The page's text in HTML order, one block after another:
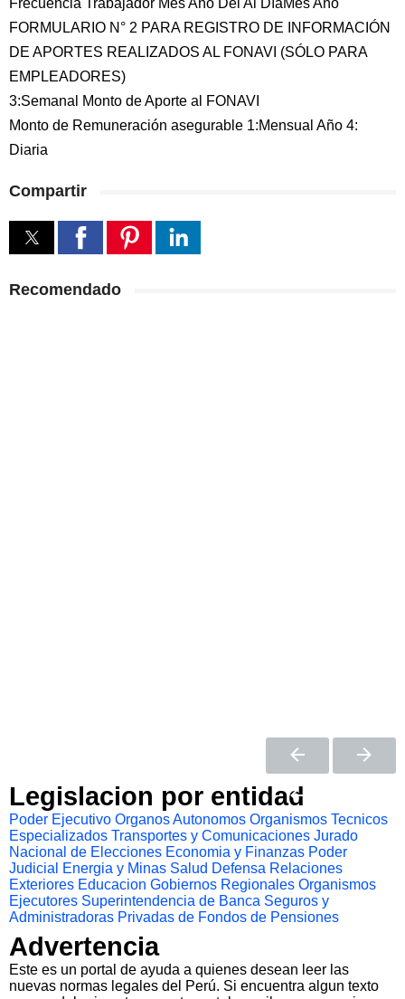
Frecuencia Trabajador Mes Año Del Al DíaMes Año
FORMULARIO N° 2 PARA REGISTRO DE INFORMACIÓN
DE APORTES REALIZADOS AL FONAVI (SÓLO PARA
EMPLEADORES)
3:Semanal Monto de Aporte al FONAVI
Monto de Remuneración asegurable 1:Mensual Año 4:
Diaria
Compartir
Recomendado
Legislacion por entidad
Poder Ejecutivo Organos Autonomos Organismos Tecnicos
Especializados Transportes y Comunicaciones Jurado
Nacional de Elecciones Economia y Finanzas Poder
Judicial
Energia y Minas Salud Defensa Relaciones
Exteriores Educacion Gobiernos Regionales Organismos
Ejecutores Superintendencia de Banca Seguros y
Administradoras Privadas de Fondos de Pensiones
Advertencia
Este es un portal de ayuda a quienes desean leer las
nuevas normas legales del Perú. Si encuentra algun texto